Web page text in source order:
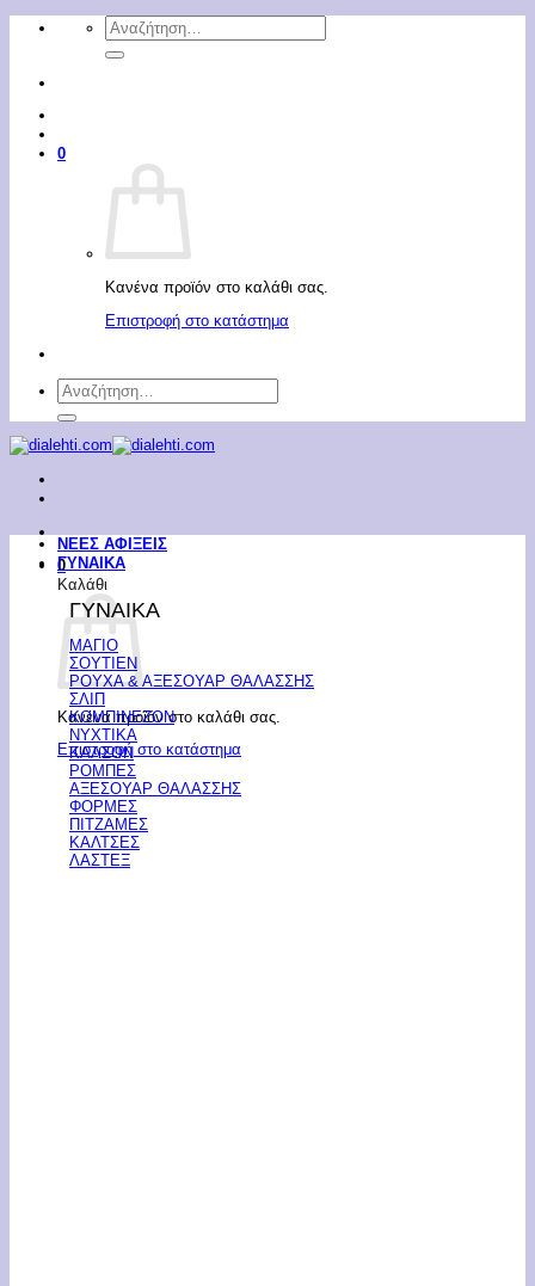
Μετάβαση
Αναζήτηση
για:
0
Κανένα προϊόν στο καλάθι σας.
Επιστροφή στο κατάστημα
Αναζήτηση
για:
0
Καλάθι
Κανένα προϊόν στο καλάθι σας.
Επιστροφή στο κατάστημα
ΝΕΕΣ ΑΦΙΞΕΙΣ
ΓΥΝΑΙΚΑ
ΓΥΝΑΙΚΑ
ΜΑΓΙΟ
ΣΟΥΤΙΕΝ
ΡΟΥΧΑ & ΑΞΕΣΟΥΑΡ ΘΑΛΑΣΣΗΣ
ΣΛΙΠ
ΚΟΜΠΙΝΕΖΟΝ
ΝΥΧΤΙΚΑ
ΚΑΛΣΟΝ
ΡΟΜΠΕΣ
ΑΞΕΣΟΥΑΡ ΘΑΛΑΣΣΗΣ
ΦΟΡΜΕΣ
ΠΙΤΖΑΜΕΣ
ΚΑΛΤΣΕΣ
ΛΑΣΤΕΞ